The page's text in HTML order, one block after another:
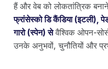
हैं और वेब को लोकतांत्रिक
फ्रांसेस्को डि कैंडिया (इटली),
गारो (स्पेन) सेवैश्विक ओपन-
उनके अनुभवों, चुनौतियों और